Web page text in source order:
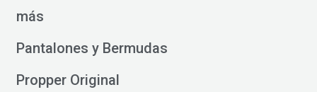
más
Pantalones y Bermudas
Propper Original